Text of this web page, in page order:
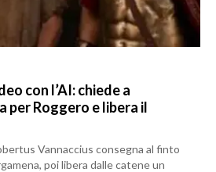
con l’AI: chiede a
Roggero e libera il
Vannaccius consegna al finto
poi libera dalle catene un